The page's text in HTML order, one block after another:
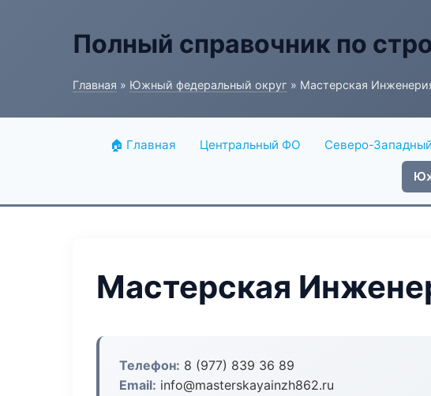
Полный справочник по
Главная » Южный федеральный округ » Мастерская
🏠 Главная Центральный ФО Северо-
Мастерская
Телефон: 8 (977) 839 36 89
Email: info@masterskayainzh862.ru